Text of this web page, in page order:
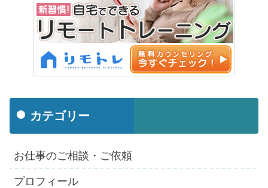
カテゴリー
お仕事のご相談・ご依頼
プロフィール